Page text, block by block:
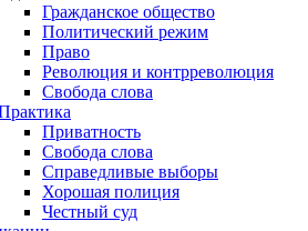
Гражданское общество
Политический режим
Право
Революция и контрреволюция
Свобода слова
Приватность
Свобода слова
Справедливые выборы
Хорошая полиция
Честный суд